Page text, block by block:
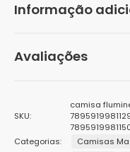
Informação
Avaliações
O seu endereço de
SKU:
camisa
Categorias:
Camisas